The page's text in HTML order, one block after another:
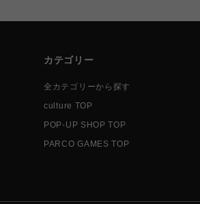
カテゴリー
全カテゴリーから探す
culture TOP
POP-UP SHOP TOP
PARCO GAMES TOP